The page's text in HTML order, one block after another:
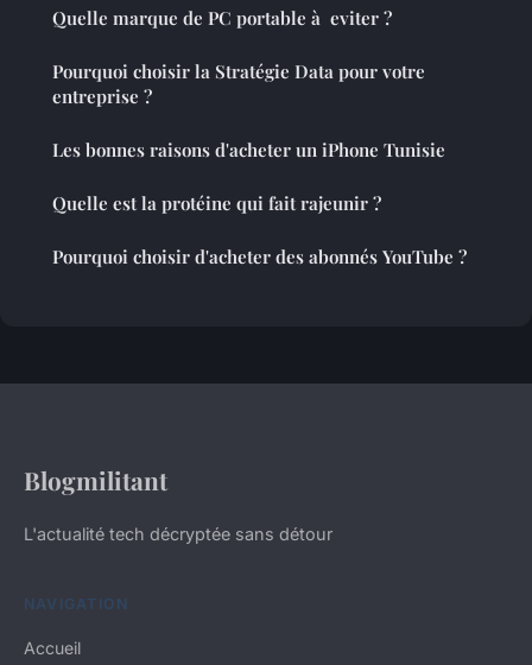
Quelle marque de PC portable à eviter ?
Pourquoi choisir la Stratégie Data pour votre
entreprise ?
Les bonnes raisons d'acheter un iPhone Tunisie
Quelle est la protéine qui fait rajeunir ?
Pourquoi choisir d'acheter des abonnés YouTube ?
Blogmilitant
L'actualité tech décryptée sans détour
NAVIGATION
Accueil